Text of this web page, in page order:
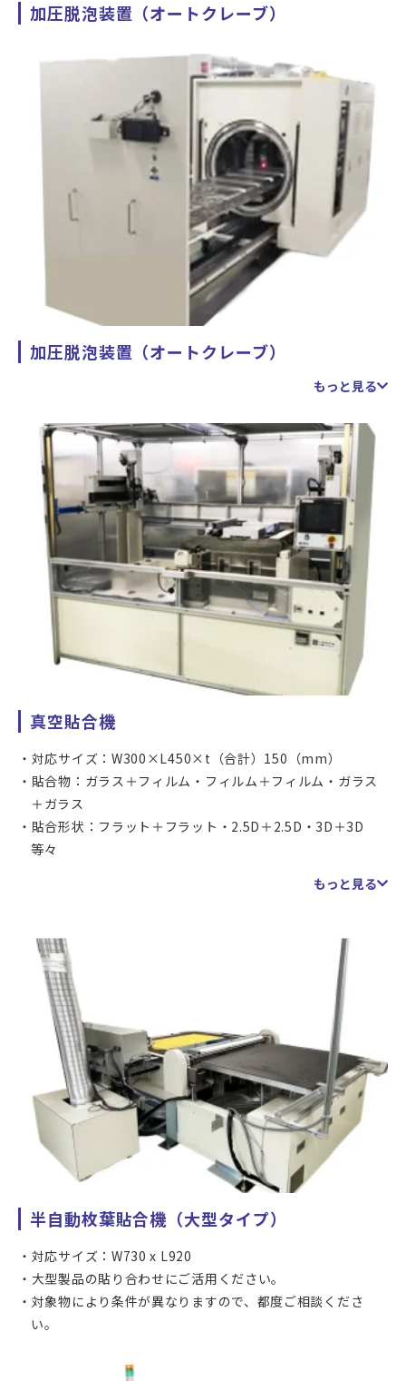
加圧脱泡装置（オートクレーブ）
加圧脱泡装置（オートクレーブ）
大型の製品も入る加圧脱泡装置（オートクレーブ）です。
もっと見る
真空貼合機
対応サイズ：W300×L450×t（合計）150（mm）
貼合物：ガラス＋フィルム・フィルム＋フィルム・ガラス
＋ガラス
貼合形状：フラット＋フラット・2.5D＋2.5D・3D＋3D
等々
チャンバー真空度：50Pa以下
真空貼り合わせ装置です。
カメラアライメントにより、アライメントマーク間で
±0.05mmの高精度で貼合することができます。
アライメントには、専用に形成されたマークのほか、印刷開
口、フィルムやパネルの外形、パネルのアクティブエリアな
ど、カメラで確認できる場所を使うことができます。
ラミネーションできる対象は、ガラスパネルとカバーガラス
といった剛体同士のほか、ガラスへのフィルム貼り付け、フ
貼合物と被貼合物合計で150mmまでの高さに対応しますの
で、複雑形状への貼り付けを行うことができます。
形状も、平面同士のほか、2.5Dや3D形状にも対応できます。
もっと見る
半自動枚葉貼合機（大型タイプ）
対応サイズ：W730 x L920
大型製品の貼り合わせにご活用ください。
対象物により条件が異なりますので、都度ご相談くださ
い。